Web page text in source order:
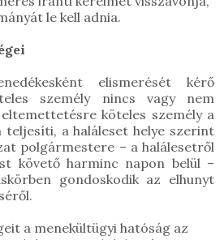
le kell adnia.
elismerését kérő
személy nincs vagy nem
köteles személy a
a haláleset helye szerint
polgármestere – a halálesetről
követő harminc napon belül –
gondoskodik az elhunyt
a menekültügyi hatóság az